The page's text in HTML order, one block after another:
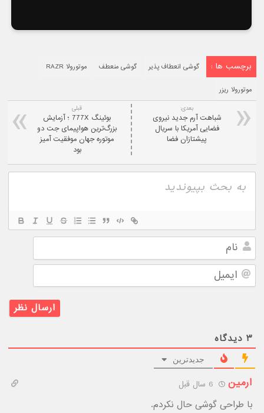
برچسب ها : گوشی انعطاف پذیر گوشی منعطف موتورولا RAZR
موتورولا ریزر
قبلی
بوئینگ 777X ؛ آزمایش
بزرگ‌ترین هواپیمای جت دو
موتوره جهان موفقیت آمیز
بود
بعدی:
شباهت آرم جدید نیروی
فضایی آمریکا با سریال
پیشتازان فضا
نام
ایمیل
۳ دیدگاه
جدیدترین
ارمین
با طراحی گوشی حال نکردم.